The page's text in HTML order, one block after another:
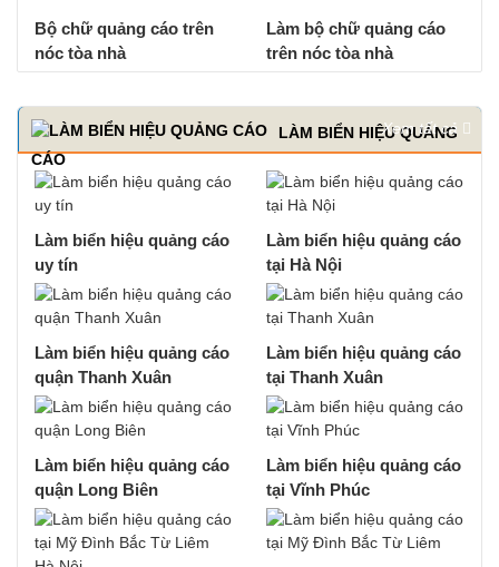
Bộ chữ quảng cáo trên
nóc tòa nhà
Làm bộ chữ quảng cáo
trên nóc tòa nhà
LÀM BIỂN HIỆU QUẢNG
CÁO
Xem tất cả
Làm biển hiệu quảng cáo
uy tín
Làm biển hiệu quảng cáo
tại Hà Nội
Làm biển hiệu quảng cáo
quận Thanh Xuân
Làm biển hiệu quảng cáo
tại Thanh Xuân
Làm biển hiệu quảng cáo
quận Long Biên
Làm biển hiệu quảng cáo
tại Vĩnh Phúc